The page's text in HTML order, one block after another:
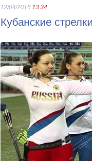
12/04/2016 13:34
Кубанские